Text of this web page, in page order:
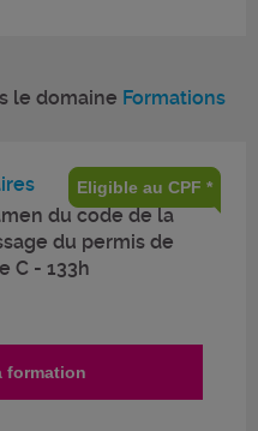
le domaine Formations
du code de la
du permis de
C - 133h
Eligible au CPF *
formation